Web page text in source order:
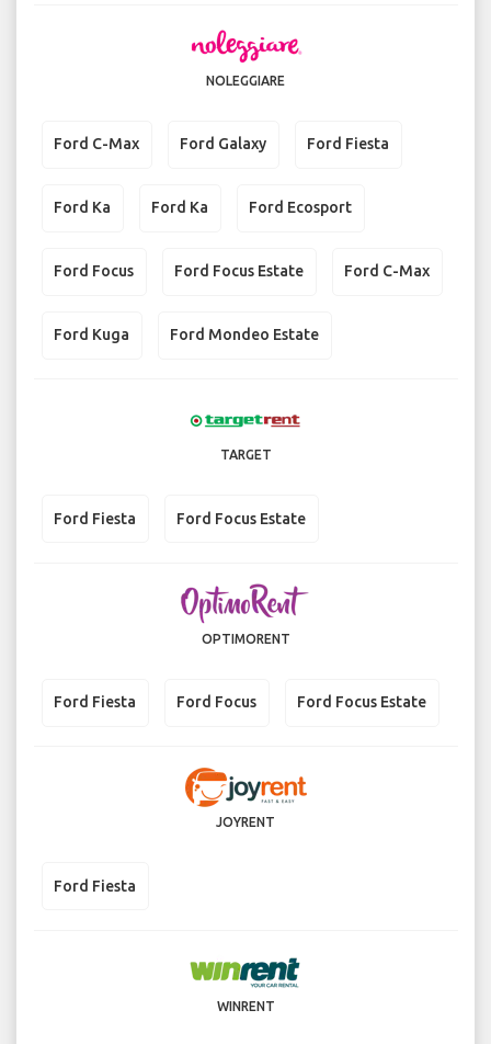
NOLEGGIARE
Ford C-Max Ford Galaxy Ford Fiesta
Ford Ka Ford Ka Ford Ecosport
Ford Focus Ford Focus Estate Ford C-Max
Ford Kuga Ford Mondeo Estate
TARGET
Ford Fiesta Ford Focus Estate
OPTIMORENT
Ford Fiesta Ford Focus Ford Focus Estate
JOYRENT
Ford Fiesta
WINRENT